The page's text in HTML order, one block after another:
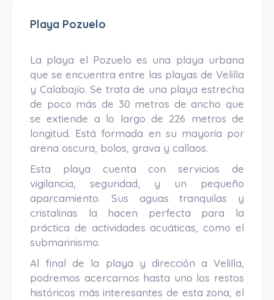
Playa Pozuelo
La playa el Pozuelo es una playa urbana
que se encuentra entre las playas de Velilla
y Calabajío. Se trata de una playa estrecha
de poco más de 30 metros de ancho que
se extiende a lo largo de 226 metros de
longitud. Está formada en su mayoría por
arena oscura, bolos, grava y callaos.
Esta playa cuenta con servicios de
vigilancia, seguridad, y un pequeño
aparcamiento. Sus aguas tranquilas y
cristalinas la hacen perfecta para la
práctica de actividades acuáticas, como el
submarinismo.
Al final de la playa y dirección a Velilla,
podremos acercarnos hasta uno los restos
históricos más interesantes de esta zona, el